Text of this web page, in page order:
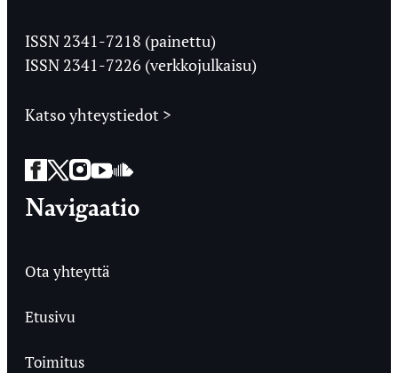
Ylioppilaslehti
ISSN 2341-7218 (painettu)
ISSN 2341-7226 (verkkojulkaisu)
Katso yhteystiedot >
Facebook
Twitter
Instagram
YouTube
SoundCloud
Navigaatio
Ota yhteyttä
Etusivu
Toimitus